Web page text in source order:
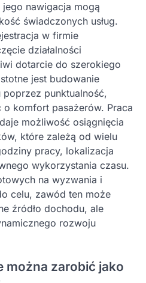
nawigacja mogą
świadczonych usług.
w firmie
działalności
dotarcie do szerokiego
jest budowanie
punktualność,
o komfort pasażerów. Praca
możliwość osiągnięcia
które zależą od wielu
pracy, lokalizacja
wykorzystania czasu.
na wyzwania i
celu, zawód ten może
źródło dochodu, ale
rozwoju
można zarobić jako